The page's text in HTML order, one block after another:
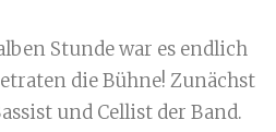
Stunde war es endlich
die Bühne! Zunächst
und Cellist der Band.